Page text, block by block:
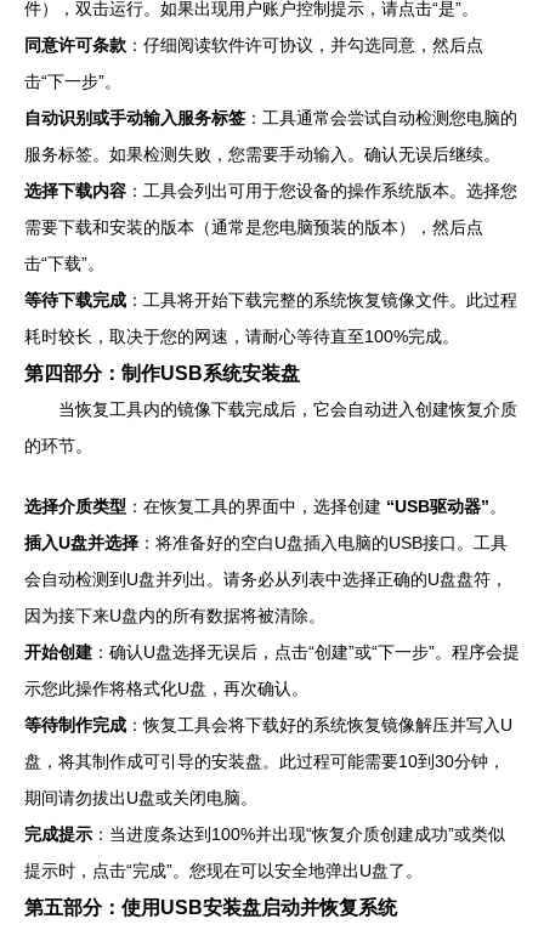
件），双击运行。如果出现用户账户控制提示，请点击“是”。
同意许可条款 ：仔细阅读软件许可协议，并勾选同意，然后点
击“下一步”。
自动识别或手动输入服务标签 ：工具通常会尝试自动检测您电脑的
服务标签。如果检测失败，您需要手动输入。确认无误后继续。
选择下载内容 ：工具会列出可用于您设备的操作系统版本。选择您
需要下载和安装的版本（通常是您电脑预装的版本），然后点
击“下载”。
等待下载完成 ：工具将开始下载完整的系统恢复镜像文件。此过程
耗时较长，取决于您的网速，请耐心等待直至100%完成。
第四部分：制作USB系统安装盘
当恢复工具内的镜像下载完成后，它会自动进入创建恢复介质
的环节。
选择介质类型 ：在恢复工具的界面中，选择创建 “USB驱动器”。
插入U盘并选择 ：将准备好的空白U盘插入电脑的USB接口。工具
会自动检测到U盘并列出。请务必从列表中选择正确的U盘盘符，
因为接下来U盘内的所有数据将被清除。
开始创建 ：确认U盘选择无误后，点击“创建”或“下一步”。程序会提
示您此操作将格式化U盘，再次确认。
等待制作完成 ：恢复工具会将下载好的系统恢复镜像解压并写入U
盘，将其制作成可引导的安装盘。此过程可能需要10到30分钟，
期间请勿拔出U盘或关闭电脑。
完成提示 ：当进度条达到100%并出现“恢复介质创建成功”或类似
提示时，点击“完成”。您现在可以安全地弹出U盘了。
第五部分：使用USB安装盘启动并恢复系统